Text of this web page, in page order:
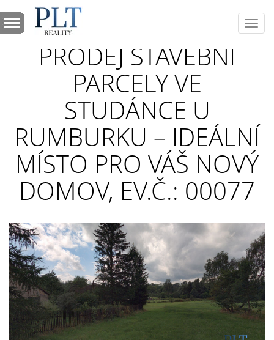
PRODEJ STAVEBNÍ
PARCELY VE
STUDÁNCE U
RUMBURKU – IDEÁLNÍ
MÍSTO PRO VÁŠ NOVÝ
DOMOV, EV.Č.: 00077